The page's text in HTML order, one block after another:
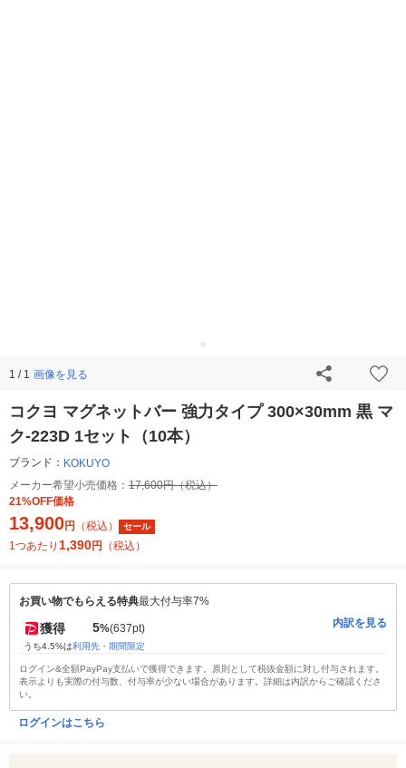
1 / 1 画像を見る
コクヨ マグネットバー 強力タイプ 300×30mm 黒 マ
ク-223D 1セット（10本）
ブランド： KOKUYO
メーカー希望小売価格： 17,600円（税込）
21%OFF価格
13,900円 （税込） セール
1つあたり 1,390円 （税込）
お買い物でもらえる特典最大付与率7%
獲得 5%(637pt)
うち4.5%は利用先・期間限定
内訳を見る
ログイン&全額PayPay支払いで獲得できます。原則として税抜金額に対し付与されます。
表示よりも実際の付与数、付与率が少ない場合があります。詳細は内訳からご確認くださ
い。
ログインはこちら